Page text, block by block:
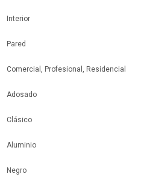
Interior
Pared
Comercial, Profesional, Residencial
Adosado
Clásico
Aluminio
Negro